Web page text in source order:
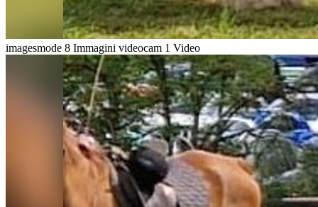
imagesmode 8 Immagini videocam 1 Video